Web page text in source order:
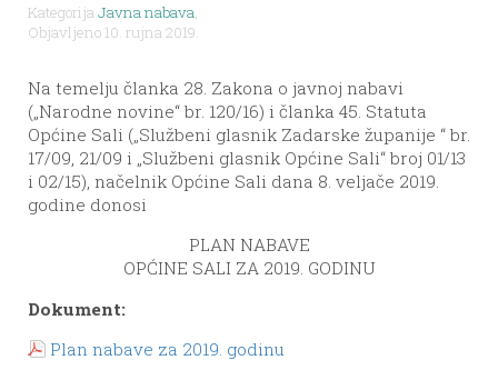
KategorijaJavna nabava,
Objavljeno 10. rujna 2019.
Na temelju članka 28. Zakona o javnoj nabavi
(„Narodne novine“ br. 120/16) i članka 45. Statuta
Općine Sali („Službeni glasnik Zadarske županije “ br.
17/09, 21/09 i „Službeni glasnik Općine Sali“ broj 01/13
i 02/15), načelnik Općine Sali dana 8. veljače 2019.
godine donosi
PLAN NABAVE
OPĆINE SALI ZA 2019. GODINU
Dokument:
Plan nabave za 2019. godinu